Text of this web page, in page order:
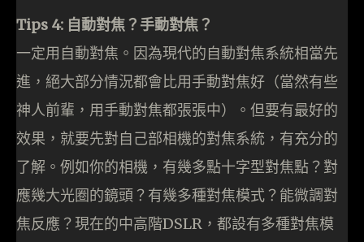
Tips 4: 自動對焦？手動對焦？
一定用自動對焦。因為現代的自動對焦系統相當先
進，絕大部分情況都會比用手動對焦好（當然有些
神人前輩，用手動對焦都張張中）。但要有最好的
效果，就要先對自己部相機的對焦系統，有充分的
了解。例如你的相機，有幾多點十字型對焦點？對
應幾大光圈的鏡頭？有幾多種對焦模式？能微調對
焦反應？現在的中高階DSLR，都設有多種對焦模